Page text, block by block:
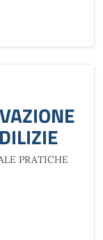
PRATICHE